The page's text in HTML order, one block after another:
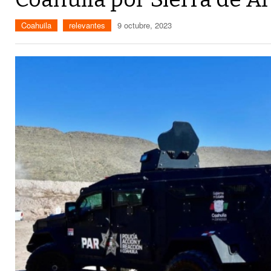
Coahuila relevantes 9 octubre, 2023